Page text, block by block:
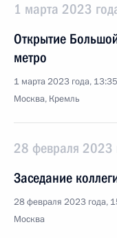
1 марта 2023
Открытие
метро
1 марта 2023 года, 13:35
Москва, Кремль
28 февраля 2023
Заседание
28 февраля 2023 года,
Москва